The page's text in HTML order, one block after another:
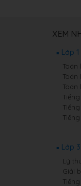
XEM
Lớp 1
Toán
Toán
Toán
Lớp 3
Lý
Giải